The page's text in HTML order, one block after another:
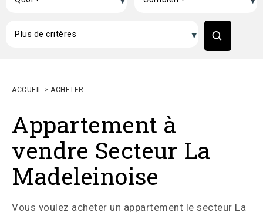
ACCUEIL > ACHETER
Appartement à
vendre Secteur La
Madeleinoise
Vous voulez acheter un appartement le secteur La